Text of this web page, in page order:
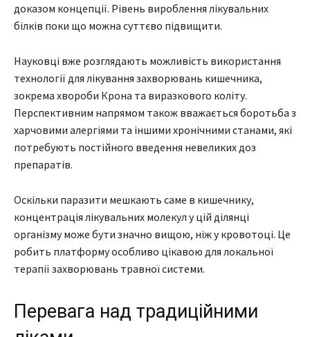
доказом концепції. Рівень вироблення лікувальних
білків поки що можна суттєво підвищити.
Науковці вже розглядають можливість використання
технології для лікування захворювань кишечника,
зокрема хвороби Крона та виразкового коліту.
Перспективним напрямом також вважається боротьба з
харчовими алергіями та іншими хронічними станами, які
потребують постійного введення невеликих доз
препаратів.
Оскільки паразити мешкають саме в кишечнику,
концентрація лікувальних молекул у цій ділянці
організму може бути значно вищою, ніж у кровотоці. Це
робить платформу особливо цікавою для локальної
терапії захворювань травної системи.
Перевага над традиційними